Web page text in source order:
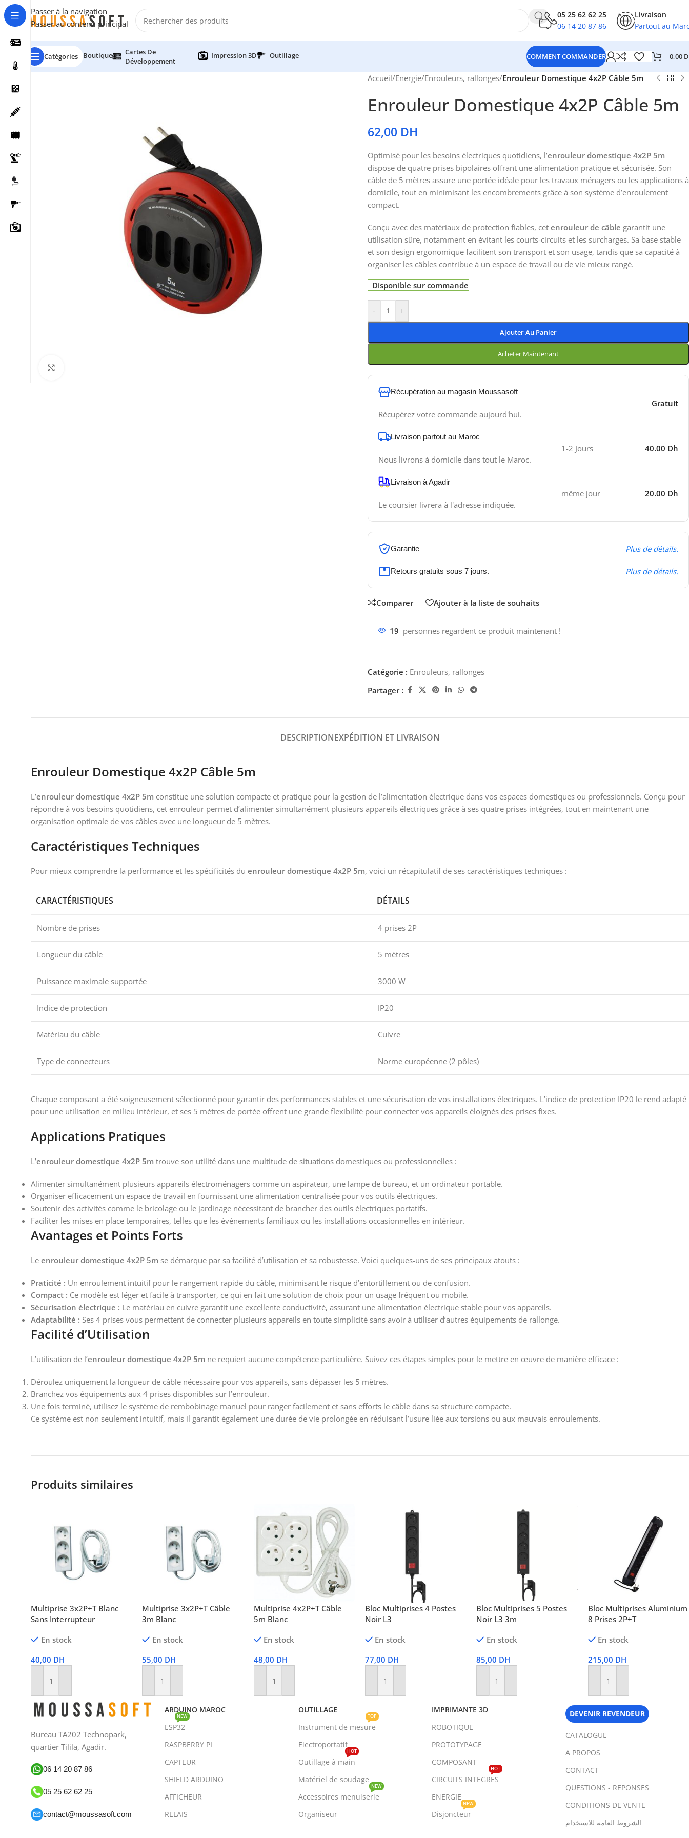
Passer à la navigation
Passer au contenu principal
moussasoft
05 25 62 62 25
06 14 20 87 86
Livraison
Partout au
Catégories Boutique
Cartes De
Développement
Impression 3D Outillage COMMENT COMMANDER 0,00
Accueil/Energie/Enrouleurs, rallonges/Enrouleur Domestique 4x2P Câble 5m
Enrouleur Domestique 4x2P Câble 5m
62,00 DH
Optimisé pour les besoins électriques quotidiens, l’enrouleur domestique 4x2P 5m
dispose de quatre prises bipolaires offrant une alimentation pratique et sécurisée. Son
câble de 5 mètres assure une portée idéale pour les travaux ménagers ou les applications à
domicile, tout en minimisant les encombrements grâce à son système d’enroulement
compact.
Conçu avec des matériaux de protection fiables, cet enrouleur de câble garantit une
utilisation sûre, notamment en évitant les courts-circuits et les surcharges. Sa base stable
et son design ergonomique facilitent son transport et son usage, tandis que sa capacité à
organiser les câbles contribue à un espace de travail ou de vie mieux rangé.
Disponible sur commande
- +
Ajouter Au Panier
Acheter Maintenant
Récupération au magasin Moussasoft
Récupérez votre commande aujourd'hui.
Gratuit
Livraison partout au Maroc
Nous livrons à domicile dans tout le Maroc.
1-2 Jours 40.00 Dh
Livraison à Agadir
Le coursier livrera à l'adresse indiquée.
même jour 20.00 Dh
Garantie Plus de détails.
Retours gratuits sous 7 jours. Plus de détails.
Comparer Ajouter à la liste de souhaits
19 personnes regardent ce produit maintenant !
Catégorie : Enrouleurs, rallonges
Partager :
DESCRIPTIONEXPÉDITION ET LIVRAISON
Enrouleur Domestique 4x2P Câble 5m
L’enrouleur domestique 4x2P 5m constitue une solution compacte et pratique pour la gestion de l’alimentation électrique dans vos espaces domestiques ou professionnels. Conçu pour
répondre à vos besoins quotidiens, cet enrouleur permet d’alimenter simultanément plusieurs appareils électriques grâce à ses quatre prises intégrées, tout en maintenant une
organisation optimale de vos câbles avec une longueur de 5 mètres.
Caractéristiques Techniques
Pour mieux comprendre la performance et les spécificités du enrouleur domestique 4x2P 5m, voici un récapitulatif de ses caractéristiques techniques :
CARACTÉRISTIQUES DÉTAILS
Nombre de prises 4 prises 2P
Longueur du câble 5 mètres
Puissance maximale supportée 3000 W
Indice de protection IP20
Matériau du câble Cuivre
Type de connecteurs Norme européenne (2 pôles)
Chaque composant a été soigneusement sélectionné pour garantir des performances stables et une sécurisation de vos installations électriques. L’indice de protection IP20 le rend adapté
pour une utilisation en milieu intérieur, et ses 5 mètres de portée offrent une grande flexibilité pour connecter vos appareils éloignés des prises fixes.
Applications Pratiques
L’enrouleur domestique 4x2P 5m trouve son utilité dans une multitude de situations domestiques ou professionnelles :
Alimenter simultanément plusieurs appareils électroménagers comme un aspirateur, une lampe de bureau, et un ordinateur portable.
Organiser efficacement un espace de travail en fournissant une alimentation centralisée pour vos outils électriques.
Soutenir des activités comme le bricolage ou le jardinage nécessitant de brancher des outils électriques portatifs.
Faciliter les mises en place temporaires, telles que les événements familiaux ou les installations occasionnelles en intérieur.
Avantages et Points Forts
Le enrouleur domestique 4x2P 5m se démarque par sa facilité d’utilisation et sa robustesse. Voici quelques-uns de ses principaux atouts :
Praticité : Un enroulement intuitif pour le rangement rapide du câble, minimisant le risque d’entortillement ou de confusion.
Compact : Ce modèle est léger et facile à transporter, ce qui en fait une solution de choix pour un usage fréquent ou mobile.
Sécurisation électrique : Le matériau en cuivre garantit une excellente conductivité, assurant une alimentation électrique stable pour vos appareils.
Adaptabilité : Ses 4 prises vous permettent de connecter plusieurs appareils en toute simplicité sans avoir à utiliser d’autres équipements de rallonge.
Facilité d’Utilisation
L’utilisation de l’enrouleur domestique 4x2P 5m ne requiert aucune compétence particulière. Suivez ces étapes simples pour le mettre en œuvre de manière efficace :
Déroulez uniquement la longueur de câble nécessaire pour vos appareils, sans dépasser les 5 mètres.
Branchez vos équipements aux 4 prises disponibles sur l’enrouleur.
Une fois terminé, utilisez le système de rembobinage manuel pour ranger facilement et sans efforts le câble dans sa structure compacte.
Ce système est non seulement intuitif, mais il garantit également une durée de vie prolongée en réduisant l’usure liée aux torsions ou aux mauvais enroulements.
Produits similaires
Multiprise 3x2P+T Blanc
Sans Interrupteur
En stock
40,00 DH
Ajouter Au Panier
Multiprise 3x2P+T Câble
3m Blanc
En stock
55,00 DH
Ajouter Au Panier
Multiprise 4x2P+T Câble
5m Blanc
En stock
48,00 DH
Ajouter Au Panier
Bloc Multiprises 4 Postes
Noir L3
En stock
77,00 DH
Ajouter Au Panier
Bloc Multiprises 5 Postes
Noir L3 3m
En stock
85,00 DH
Ajouter Au Panier
Bloc Multiprises Aluminium
8 Prises 2P+T
En stock
215,00 DH
Ajouter Au Panier
Bureau TA202 Technopark,
quartier Tilila, Agadir.
06 14 20 87 86
05 25 62 62 25
contact@moussasoft.com
ARDUINO MAROC
ESP32
NEW
RASPBERRY PI
CAPTEUR
SHIELD ARDUINO
AFFICHEUR
RELAIS
OUTILLAGE
Instrument de mesure
TOP
Electroportatif
Outillage à main
HOT
Matériel de soudage
Accessoires menuiserie
NEW
Organiseur
IMPRIMANTE 3D
ROBOTIQUE
PROTOTYPAGE
COMPOSANT
CIRCUITS INTEGRES
HOT
ENERGIE
Disjoncteur
NEW
DEVENIR REVENDEUR
CATALOGUE
A PROPOS
CONTACT
QUESTIONS - REPONSES
CONDITIONS DE VENTE
الشروط العامة للاستخدام